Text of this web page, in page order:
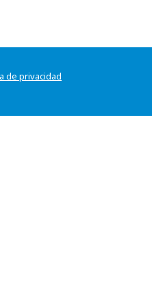
de privacidad